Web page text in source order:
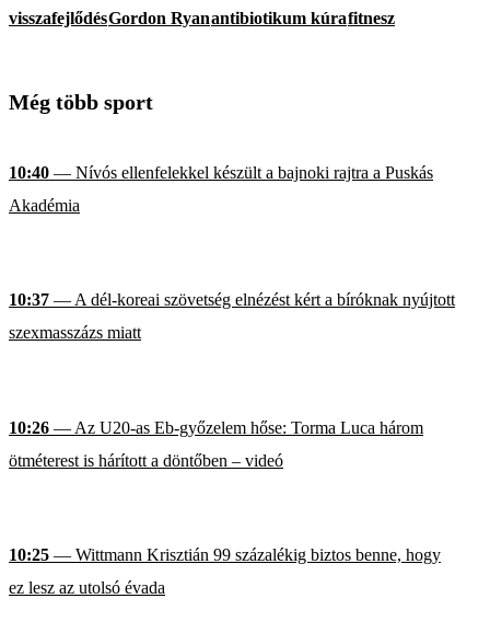
visszafejlődésGordon Ryanantibiotikum kúrafitnesz
Még több sport
10:40 — Nívós ellenfelekkel készült a bajnoki rajtra a Puskás
Akadémia
10:37 — A dél-koreai szövetség elnézést kért a bíróknak nyújtott
szexmasszázs miatt
10:26 — Az U20-as Eb-győzelem hőse: Torma Luca három
ötméterest is hárított a döntőben – videó
10:25 — Wittmann Krisztián 99 százalékig biztos benne, hogy
ez lesz az utolsó évada